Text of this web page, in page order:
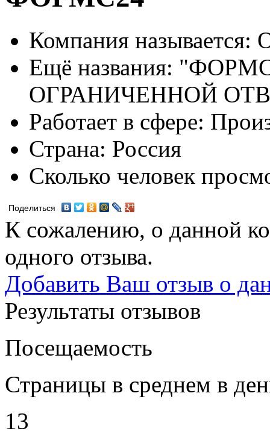
Компания называется:
Ещё названия:
ОГРАНИЧЕННОЙ
Работает в сфере:
Страна: Россия
Сколько человек
Поделиться
К сожалению, о данной
одного отзыва.
Добавить Ваш отзыв о
Результаты отзывов
Посещаемость
Страницы в среднем в
13